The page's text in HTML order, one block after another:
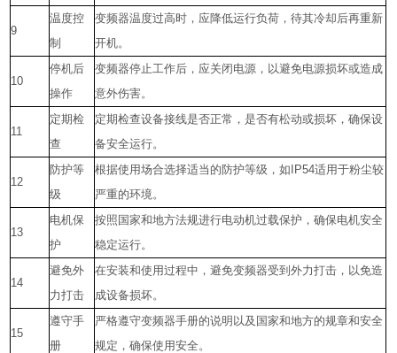
9
温度控
制
变频器温度过高时，应降低运行负荷，待其冷却后再重新
开机。
10
停机后
操作
变频器停止工作后，应关闭电源，以避免电源损坏或造成
意外伤害。
11
定期检
查
定期检查设备接线是否正常，是否有松动或损坏，确保设
备安全运行。
12
防护等
级
根据使用场合选择适当的防护等级，如 IP54适用于粉尘较
严重的环境。
13
电机保
护
按照国家和地方法规进行电动机过载保护，确保电机安全
稳定运行。
14
避免外
力打击
在安装和使用过程中，避免变频器受到外力打击，以免造
成设备损坏。
15
遵守手
册
严格遵守变频器手册的说明以及国家和地方的规章和安全
规定，确保使用安全。